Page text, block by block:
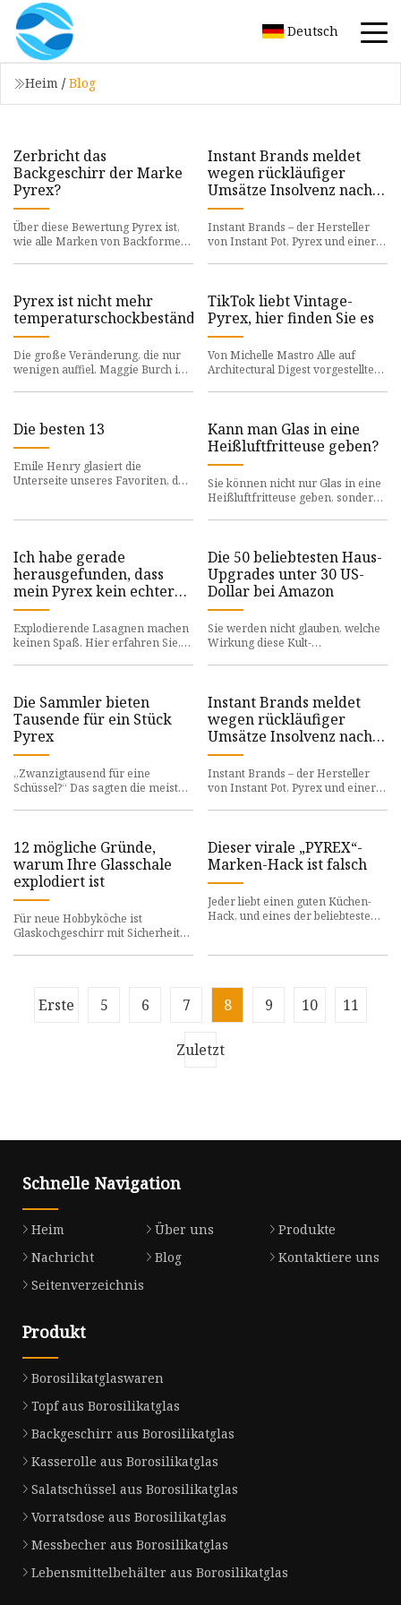
Deutsch
Heim / Blog
Zerbricht das
Backgeschirr der Marke
Pyrex?
Über diese Bewertung Pyrex ist,
wie alle Marken von Backformen
Instant Brands meldet
wegen rückläufiger
Umsätze Insolvenz nach
Chapter 11 an
Instant Brands – der Hersteller
von Instant Pot, Pyrex und einer
Pyrex ist nicht mehr
temperaturschockbeständig
Die große Veränderung, die nur
wenigen auffiel. Maggie Burch ist
TikTok liebt Vintage-
Pyrex, hier finden Sie es
Von Michelle Mastro Alle auf
Architectural Digest vorgestellten
Die besten 13
Emile Henry glasiert die
Unterseite unseres Favoriten, des
Kann man Glas in eine
Heißluftfritteuse geben?
Sie können nicht nur Glas in eine
Heißluftfritteuse geben, sondern
Ich habe gerade
herausgefunden, dass
mein Pyrex kein echter
PYREX ist und ich bin
völlig überwältigt
Explodierende Lasagnen machen
keinen Spaß. Hier erfahren Sie,
Die 50 beliebtesten Haus-
Upgrades unter 30 US-
Dollar bei Amazon
Sie werden nicht glauben, welche
Wirkung diese Kult-
Die Sammler bieten
Tausende für ein Stück
Pyrex
„Zwanzigtausend für eine
Schüssel?“ Das sagten die meisten
Instant Brands meldet
wegen rückläufiger
Umsätze Insolvenz nach
Chapter 11 an
Instant Brands – der Hersteller
von Instant Pot, Pyrex und einer
12 mögliche Gründe,
warum Ihre Glasschale
explodiert ist
Für neue Hobbyköche ist
Glaskochgeschirr mit Sicherheit
Dieser virale „PYREX“-
Marken-Hack ist falsch
Jeder liebt einen guten Küchen-
Hack, und eines der beliebtesten
Erste 5 6 7 8 9 10 11
Zuletzt
Schnelle Navigation
Heim Über uns
Produkte
Nachricht
Blog
Kontaktiere uns
Seitenverzeichnis
Produkt
Borosilikatglaswaren
Topf aus Borosilikatglas
Backgeschirr aus Borosilikatglas
Kasserolle aus Borosilikatglas
Salatschüssel aus Borosilikatglas
Vorratsdose aus Borosilikatglas
Messbecher aus Borosilikatglas
Lebensmittelbehälter aus Borosilikatglas